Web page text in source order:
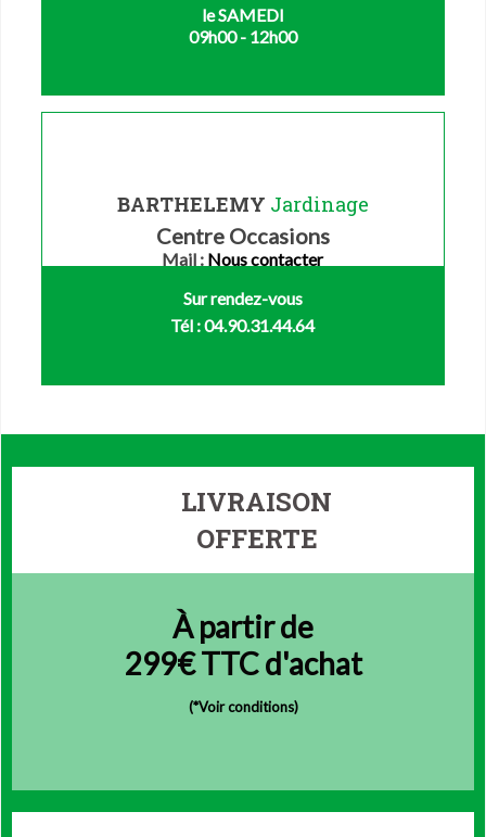
le SAMEDI
09h00 - 12h00
BARTHELEMY Jardinage
Centre Occasions
Mail : Nous contacter
Sur rendez-vous
Tél : 04.90.31.44.64
LIVRAISON
OFFERTE
À partir de
299€ TTC d'achat
(*Voir conditions)